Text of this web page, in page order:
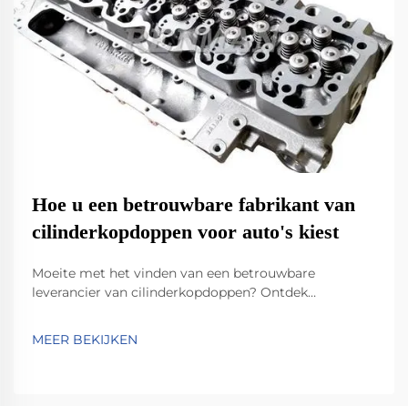
Hoe u een betrouwbare fabrikant van
cilinderkopdoppen voor auto's kiest
Moeite met het vinden van een betrouwbare
leverancier van cilinderkopdoppen? Ontdek
lichtgewicht ontwerpen. Bekijk hoe toonaangevende
MEER BEKIJKEN